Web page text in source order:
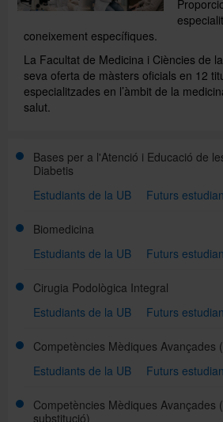
Convocatòries i
coneixement específiques.
La Facultat de Medicina i Ciències de
seva oferta de màsters oficials en 12
especialitzades en l’àmbit de la
salut.
Bases per a l'Atenció i Educació de
Diabetis
Estudiants de la UB
Futurs
Biomedicina
Estudiants de la UB
Futurs
Cirugia Podològica Integral
Estudiants de la UB
Futurs
Competències Mèdiques Avançades
Estudiants de la UB
Futurs
Competències Mèdiques Avançades
substitució)